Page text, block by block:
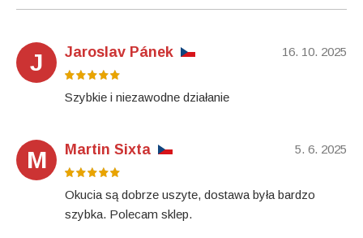
J 16. 10. 2025
Jaroslav Pánek
Szybkie i niezawodne działanie
M 5. 6. 2025
Martin Sixta
Okucia są dobrze uszyte, dostawa była bardzo
szybka. Polecam sklep.